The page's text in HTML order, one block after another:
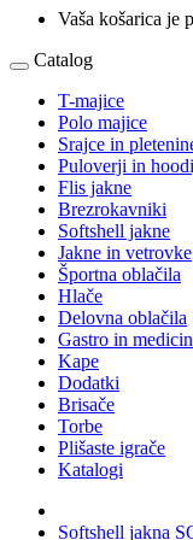
Vaša košarica je
Catalog
T-majice
Polo majice
Srajce in
Puloverji in
Flis jakne
Brezrokavniki
Softshell jakne
Jakne in vetrovke
Športna oblačila
Hlače
Delovna oblačila
Gastro in
Kape
Dodatki
Brisače
Torbe
Plišaste igrače
Katalogi
Softshell jakna